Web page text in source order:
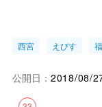
西宮 えびす
公開日： 2018/08/